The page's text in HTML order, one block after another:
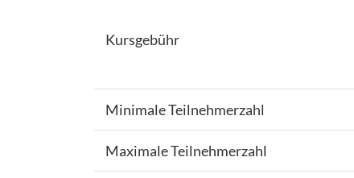
Kursgebühr
Minimale Teilnehmerzahl
Maximale Teilnehmerzahl